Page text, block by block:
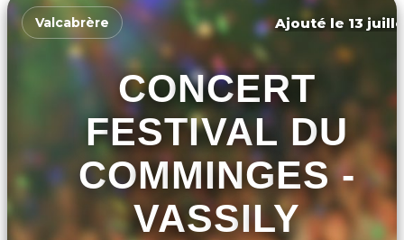
Valcabrère Ajouté le 13
CONCERT
FESTIVAL DU
COMMINGES -
VASSILY